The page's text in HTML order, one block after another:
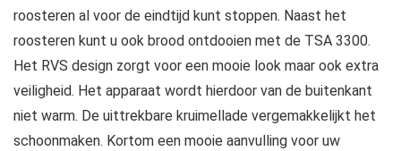
roosteren al voor de eindtijd kunt stoppen. Naast het
roosteren kunt u ook brood ontdooien met de TSA 3300.
Het RVS design zorgt voor een mooie look maar ook extra
veiligheid. Het apparaat wordt hierdoor van de buitenkant
niet warm. De uittrekbare kruimellade vergemakkelijkt het
schoonmaken. Kortom een mooie aanvulling voor uw